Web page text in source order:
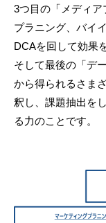
3つ目の「メディア
プラニング、バイ
DCAを回して効果
そして最後の「デ
から得られるさま
釈し、課題抽出を
る力のことです。